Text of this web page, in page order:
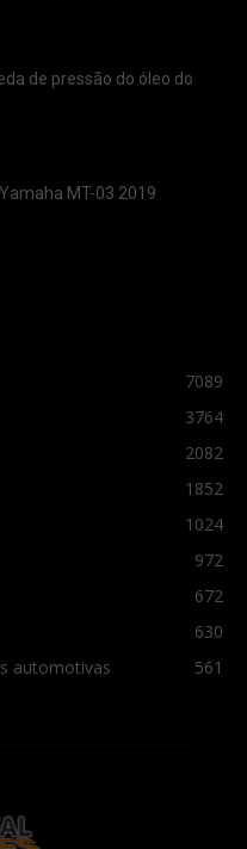
de pressão do óleo do
MT-03 2019
7089
3764
2082
1852
1024
972
672
630
automotivas
561